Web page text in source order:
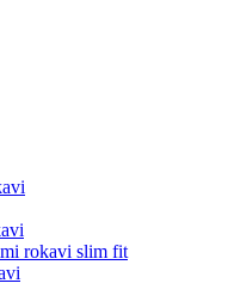
rokavi slim fit